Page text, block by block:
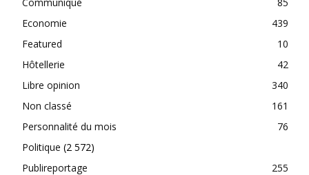
Economie
439
Featured
10
Hôtellerie
42
Libre opinion
340
Non classé
161
Personnalité du mois
76
Politique (2 572)
Publireportage
255